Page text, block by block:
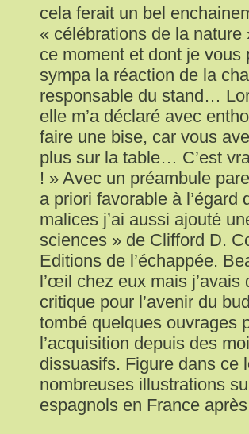
cela ferait un bel
« célébrations de la
ce moment et dont je vous
sympa la réaction de la
responsable du stand…
elle m’a déclaré avec
faire une bise, car vous
plus sur la table… C’est
! » Avec un préambule
a priori favorable à
malices j’ai aussi ajouté
sciences » de Clifford D.
Editions de l’échappée.
l’œil chez eux mais
critique pour l’avenir du
tombé quelques ouvrages
l’acquisition depuis des
dissuasifs. Figure dans ce
nombreuses illustrations
espagnols en France